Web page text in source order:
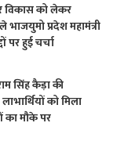
को लेकर
प्रदेश महामंत्री
पर हुई चर्चा
सिंह कैड़ा की
को मिला
का मौके पर